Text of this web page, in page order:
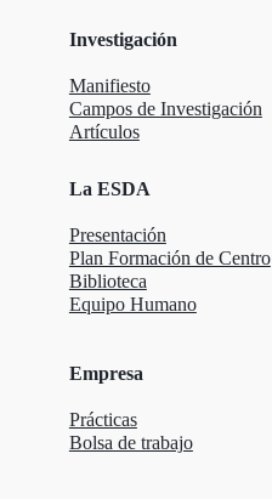
Investigación
Manifiesto
Campos de Investigación
Artículos
La ESDA
Presentación
Plan Formación de Centro
Biblioteca
Equipo Humano
Empresa
Prácticas
Bolsa de trabajo